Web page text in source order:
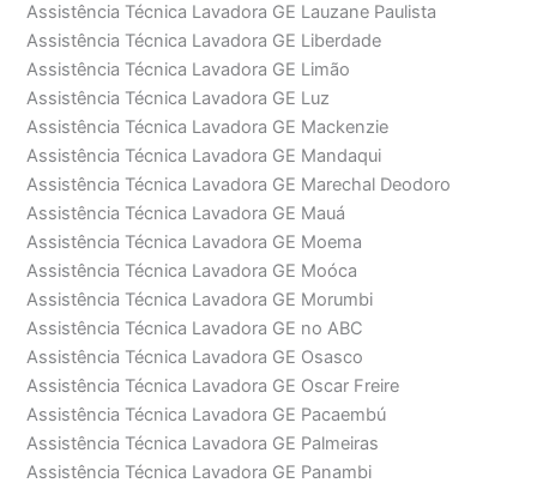
Assistência Técnica Lavadora GE Lauzane Paulista
Assistência Técnica Lavadora GE Liberdade
Assistência Técnica Lavadora GE Limão
Assistência Técnica Lavadora GE Luz
Assistência Técnica Lavadora GE Mackenzie
Assistência Técnica Lavadora GE Mandaqui
Assistência Técnica Lavadora GE Marechal Deodoro
Assistência Técnica Lavadora GE Mauá
Assistência Técnica Lavadora GE Moema
Assistência Técnica Lavadora GE Moóca
Assistência Técnica Lavadora GE Morumbi
Assistência Técnica Lavadora GE no ABC
Assistência Técnica Lavadora GE Osasco
Assistência Técnica Lavadora GE Oscar Freire
Assistência Técnica Lavadora GE Pacaembú
Assistência Técnica Lavadora GE Palmeiras
Assistência Técnica Lavadora GE Panambi